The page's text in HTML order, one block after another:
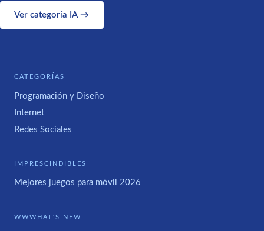
Ver categoría IA →
CATEGORÍAS
Programación y Diseño
Internet
Redes Sociales
IMPRESCINDIBLES
Mejores juegos para móvil 2026
WWWHAT'S NEW